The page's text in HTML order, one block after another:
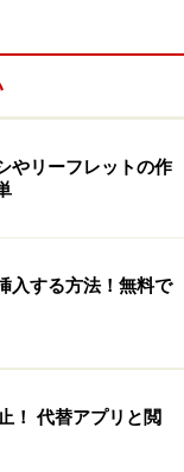
やリーフレットの作
入する方法！無料で
！ 代替アプリと閲